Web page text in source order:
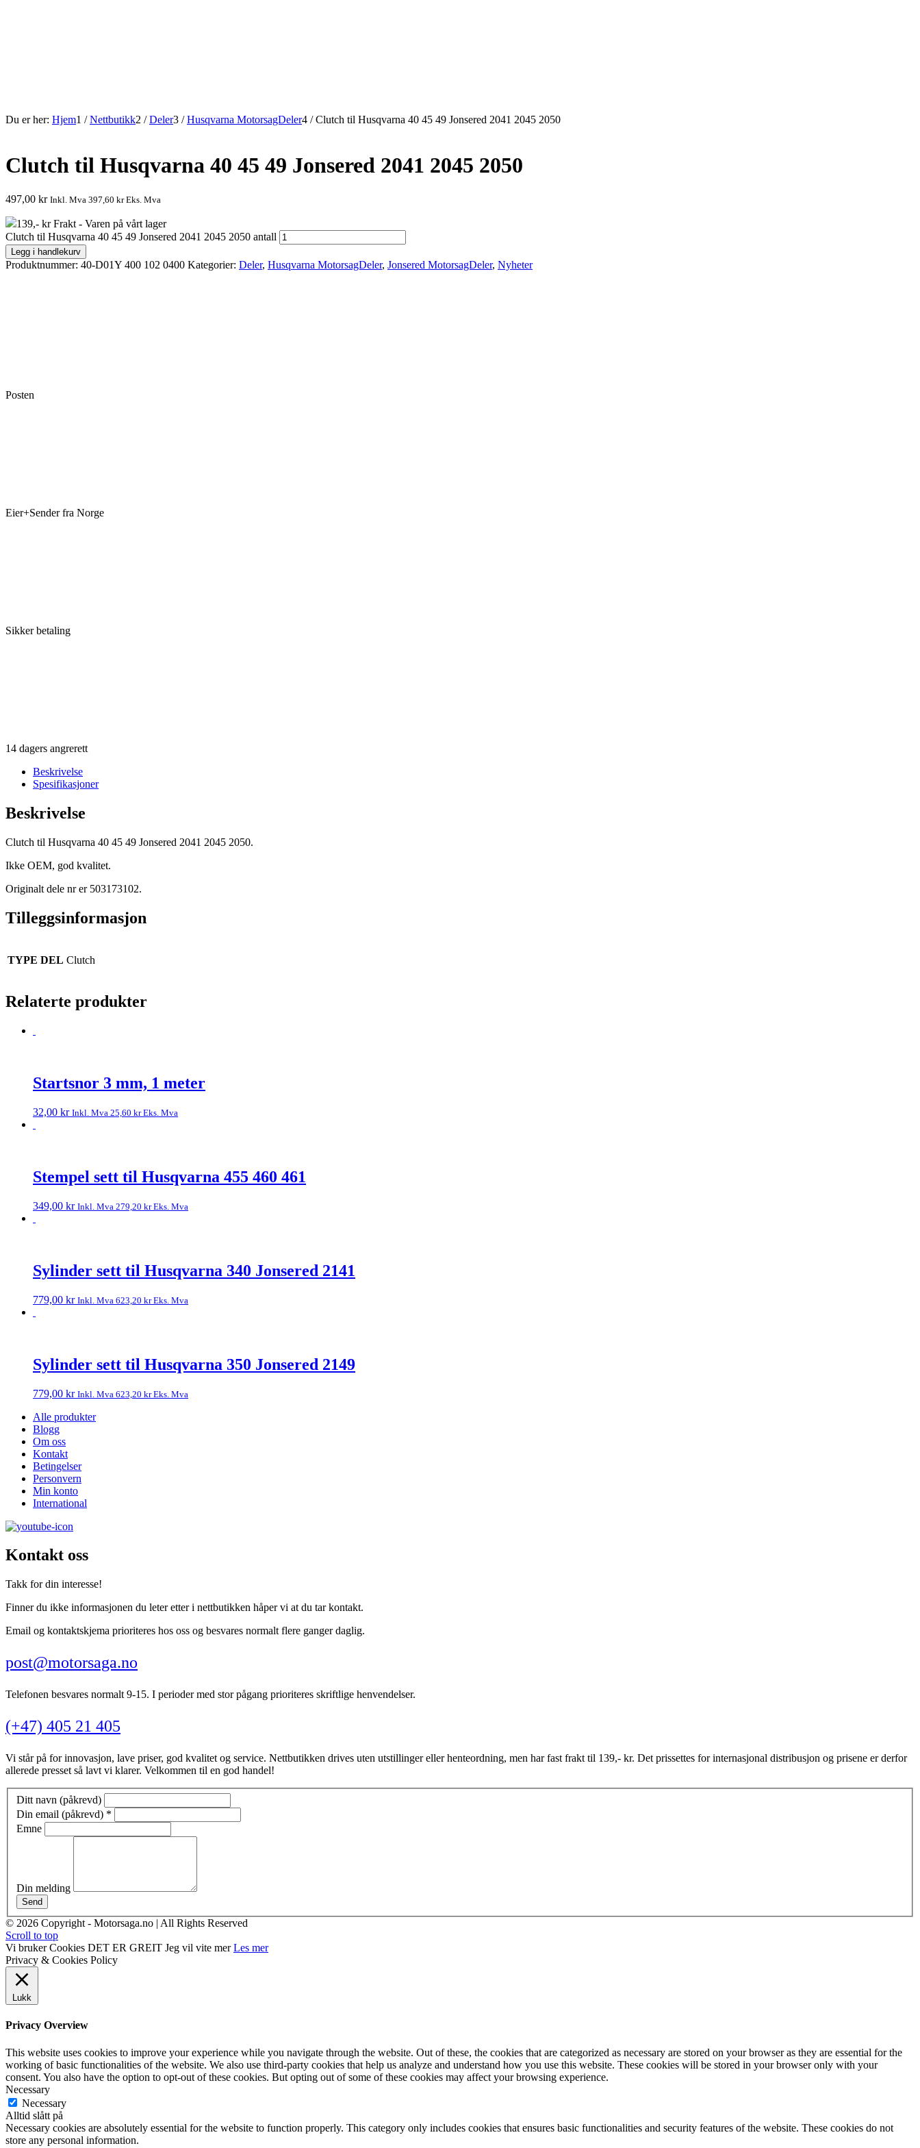
Du er her: Hjem1 / Nettbutikk2 / Deler3 / Husqvarna MotorsagDeler4 / Clutch til Husqvarna 40 45 49 Jonsered 2041 2045 2050
Clutch til Husqvarna 40 45 49 Jonsered 2041 2045 2050
497,00 kr Inkl. Mva 397,60 krEks. Mva
139,- kr Frakt - Varen på vårt lager
Clutch til Husqvarna 40 45 49 Jonsered 2041 2045 2050 antall
Legg i handlekurv
Produktnummer: 40-D01Y 400 102 0400 Kategorier: Deler, Husqvarna MotorsagDeler, Jonsered MotorsagDeler, Nyheter
Posten
Eier+Sender fra Norge
Sikker betaling
14 dagers angrerett
Beskrivelse
Spesifikasjoner
Beskrivelse
Clutch til Husqvarna 40 45 49 Jonsered 2041 2045 2050.
Ikke OEM, god kvalitet.
Originalt dele nr er 503173102.
Tilleggsinformasjon
TYPE DEL Clutch
Relaterte produkter
Startsnor 3 mm, 1 meter
32,00 kr Inkl. Mva 25,60 krEks. Mva
Stempel sett til Husqvarna 455 460 461
349,00 kr Inkl. Mva 279,20 krEks. Mva
Sylinder sett til Husqvarna 340 Jonsered 2141
779,00 kr Inkl. Mva 623,20 krEks. Mva
Sylinder sett til Husqvarna 350 Jonsered 2149
779,00 kr Inkl. Mva 623,20 krEks. Mva
Alle produkter
Blogg
Om oss
Kontakt
Betingelser
Personvern
Min konto
International
Kontakt oss
Takk for din interesse!
Finner du ikke informasjonen du leter etter i nettbutikken håper vi at du tar kontakt.
Email og kontaktskjema prioriteres hos oss og besvares normalt flere ganger daglig.
post@motorsaga.no
Telefonen besvares normalt 9-15. I perioder med stor pågang prioriteres skriftlige henvendelser.
(+47) 405 21 405
Vi står på for innovasjon, lave priser, god kvalitet og service. Nettbutikken drives uten utstillinger eller henteordning, men har fast frakt til 139,- kr. Det prissettes for internasjonal distribusjon og prisene er derfor
allerede presset så lavt vi klarer. Velkommen til en god handel!
Ditt navn (påkrevd)
Din email (påkrevd) *
Emne
Din melding
Send
© 2026 Copyright - Motorsaga.no | All Rights Reserved
Scroll to top
Vi bruker Cookies DET ER GREIT Jeg vil vite mer Les mer
Privacy & Cookies Policy
Lukk
Privacy Overview
This website uses cookies to improve your experience while you navigate through the website. Out of these, the cookies that are categorized as necessary are stored on your browser as they are essential for the
working of basic functionalities of the website. We also use third-party cookies that help us analyze and understand how you use this website. These cookies will be stored in your browser only with your
consent. You also have the option to opt-out of these cookies. But opting out of some of these cookies may affect your browsing experience.
Necessary
Necessary
Alltid slått på
Necessary cookies are absolutely essential for the website to function properly. This category only includes cookies that ensures basic functionalities and security features of the website. These cookies do not
store any personal information.